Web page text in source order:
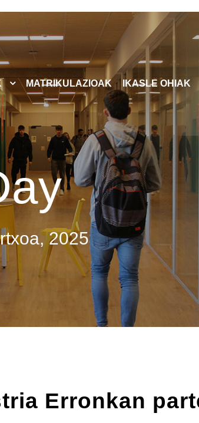
MATRIKULAZIOAK IKASLE OHIAK
2025
Erronkan